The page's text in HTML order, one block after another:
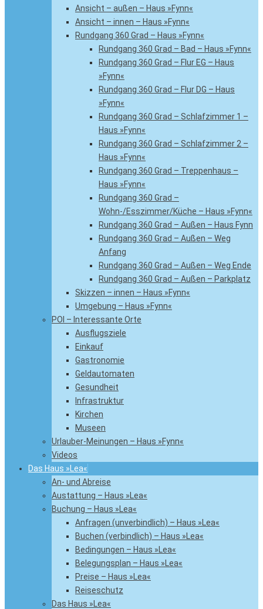
Ansicht – außen – Haus »Fynn«
Ansicht – innen – Haus »Fynn«
Rundgang 360 Grad – Haus »Fynn«
Rundgang 360 Grad – Bad – Haus »Fynn«
Rundgang 360 Grad – Flur EG – Haus
»Fynn«
Rundgang 360 Grad – Flur DG – Haus
»Fynn«
Rundgang 360 Grad – Schlafzimmer 1 –
Haus »Fynn«
Rundgang 360 Grad – Schlafzimmer 2 –
Haus »Fynn«
Rundgang 360 Grad – Treppenhaus –
Haus »Fynn«
Rundgang 360 Grad –
Wohn-/Esszimmer/Küche – Haus »Fynn«
Rundgang 360 Grad – Außen – Haus Fynn
Rundgang 360 Grad – Außen – Weg
Anfang
Rundgang 360 Grad – Außen – Weg Ende
Rundgang 360 Grad – Außen – Parkplatz
Skizzen – innen – Haus »Fynn«
Umgebung – Haus »Fynn«
POI – Interessante Orte
Ausflugsziele
Einkauf
Gastronomie
Geldautomaten
Gesundheit
Infrastruktur
Kirchen
Museen
Urlauber-Meinungen – Haus »Fynn«
Videos
Das Haus »Lea«
An- und Abreise
Austattung – Haus »Lea«
Buchung – Haus »Lea«
Anfragen (unverbindlich) – Haus »Lea«
Buchen (verbindlich) – Haus »Lea«
Bedingungen – Haus »Lea«
Belegungsplan – Haus »Lea«
Preise – Haus »Lea«
Reiseschutz
Das Haus »Lea«